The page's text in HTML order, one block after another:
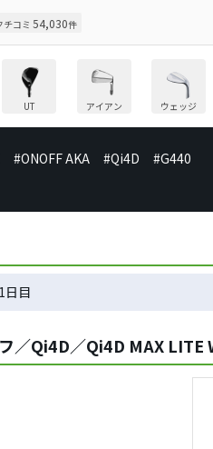
チコミ 54,030件
UT アイアン ウェッジ
#ONOFF AKA #Qi4D #G440
日目
／Qi4D／Qi4D MAX